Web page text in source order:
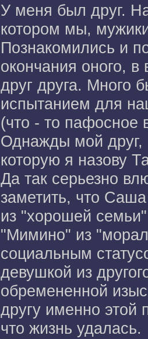
У меня был друг.
котором мы,
Познакомились и
окончания оного,
друг друга. Много
испытанием для
(что - то пафосное
Однажды мой друг,
которую я назову
Да так серьезно
заметить, что
из "хорошей
"Мимино" из
социальным
девушкой из
обремененной
другу именно
что жизнь удалась.